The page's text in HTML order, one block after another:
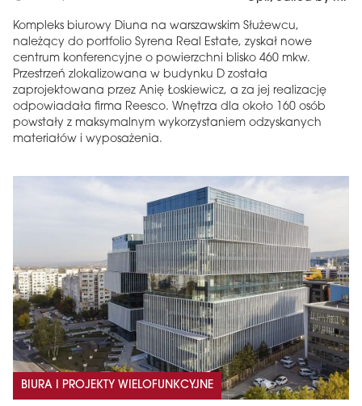
Kompleks biurowy Diuna na warszawskim Służewcu,
należący do portfolio Syrena Real Estate, zyskał nowe
centrum konferencyjne o powierzchni blisko 460 mkw.
Przestrzeń zlokalizowana w budynku D została
zaprojektowana przez Anię Łoskiewicz, a za jej realizację
odpowiadała firma Reesco. Wnętrza dla około 160 osób
powstały z maksymalnym wykorzystaniem odzyskanych
materiałów i wyposażenia.
BIURA I PROJEKTY WIELOFUNKCYJNE